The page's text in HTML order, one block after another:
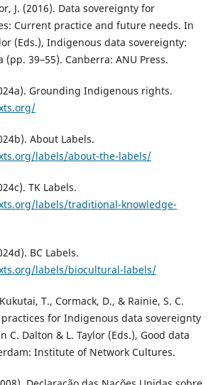
J. (2016). Data sovereignty for
Current practice and future needs. In
(Eds.), Indigenous data sovereignty:
39–55). Canberra: ANU Press.
Grounding Indigenous rights.
About Labels.
labels/about-the-labels/
TK Labels.
labels/traditional-knowledge-
BC Labels.
labels/biocultural-labels/
T., Cormack, D., & Rainie, S. C.
practices for Indigenous data sovereignty
C. Dalton & L. Taylor (Eds.), Good data
Institute of Network Cultures.